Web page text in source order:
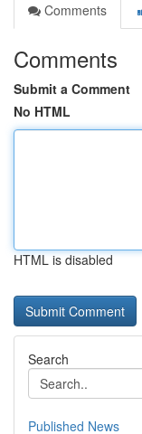
Comments
Comments
Submit a Comment
No HTML
HTML is disabled
Search
Published News